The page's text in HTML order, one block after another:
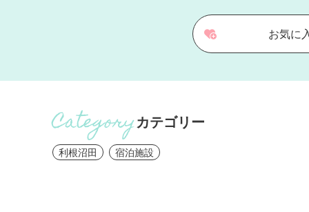
お気に
カテゴリー
利根沼田 宿泊施設